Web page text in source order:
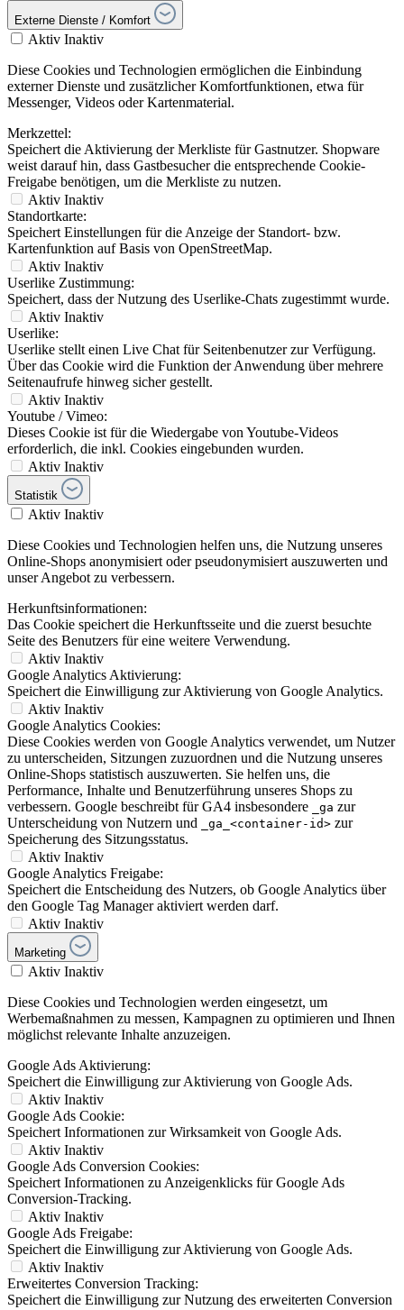
Externe Dienste / Komfort
Aktiv Inaktiv
Diese Cookies und Technologien ermöglichen die Einbindung
externer Dienste und zusätzlicher Komfortfunktionen, etwa für
Messenger, Videos oder Kartenmaterial.
Merkzettel:
Speichert die Aktivierung der Merkliste für Gastnutzer. Shopware
weist darauf hin, dass Gastbesucher die entsprechende Cookie-
Freigabe benötigen, um die Merkliste zu nutzen.
Aktiv Inaktiv
Standortkarte:
Speichert Einstellungen für die Anzeige der Standort- bzw.
Kartenfunktion auf Basis von OpenStreetMap.
Aktiv Inaktiv
Userlike Zustimmung:
Speichert, dass der Nutzung des Userlike-Chats zugestimmt wurde.
Aktiv Inaktiv
Userlike:
Userlike stellt einen Live Chat für Seitenbenutzer zur Verfügung.
Über das Cookie wird die Funktion der Anwendung über mehrere
Seitenaufrufe hinweg sicher gestellt.
Aktiv Inaktiv
Youtube / Vimeo:
Dieses Cookie ist für die Wiedergabe von Youtube-Videos
erforderlich, die inkl. Cookies eingebunden wurden.
Aktiv Inaktiv
Statistik
Aktiv Inaktiv
Diese Cookies und Technologien helfen uns, die Nutzung unseres
Online-Shops anonymisiert oder pseudonymisiert auszuwerten und
unser Angebot zu verbessern.
Herkunftsinformationen:
Das Cookie speichert die Herkunftsseite und die zuerst besuchte
Seite des Benutzers für eine weitere Verwendung.
Aktiv Inaktiv
Google Analytics Aktivierung:
Speichert die Einwilligung zur Aktivierung von Google Analytics.
Aktiv Inaktiv
Google Analytics Cookies:
Diese Cookies werden von Google Analytics verwendet, um Nutzer
zu unterscheiden, Sitzungen zuzuordnen und die Nutzung unseres
Online-Shops statistisch auszuwerten. Sie helfen uns, die
Performance, Inhalte und Benutzerführung unseres Shops zu
verbessern. Google beschreibt für GA4 insbesondere
_ga zur
Unterscheidung von Nutzern und
_ga_<container-id> zur
Speicherung des Sitzungsstatus.
Aktiv Inaktiv
Google Analytics Freigabe:
Speichert die Entscheidung des Nutzers, ob Google Analytics über
den Google Tag Manager aktiviert werden darf.
Aktiv Inaktiv
Marketing
Aktiv Inaktiv
Diese Cookies und Technologien werden eingesetzt, um
Werbemaßnahmen zu messen, Kampagnen zu optimieren und Ihnen
möglichst relevante Inhalte anzuzeigen.
Google Ads Aktivierung:
Speichert die Einwilligung zur Aktivierung von Google Ads.
Aktiv Inaktiv
Google Ads Cookie:
Speichert Informationen zur Wirksamkeit von Google Ads.
Aktiv Inaktiv
Google Ads Conversion Cookies:
Speichert Informationen zu Anzeigenklicks für Google Ads
Conversion-Tracking.
Aktiv Inaktiv
Google Ads Freigabe:
Speichert die Einwilligung zur Aktivierung von Google Ads.
Aktiv Inaktiv
Erweitertes Conversion Tracking:
Speichert die Einwilligung zur Nutzung des erweiterten Conversion